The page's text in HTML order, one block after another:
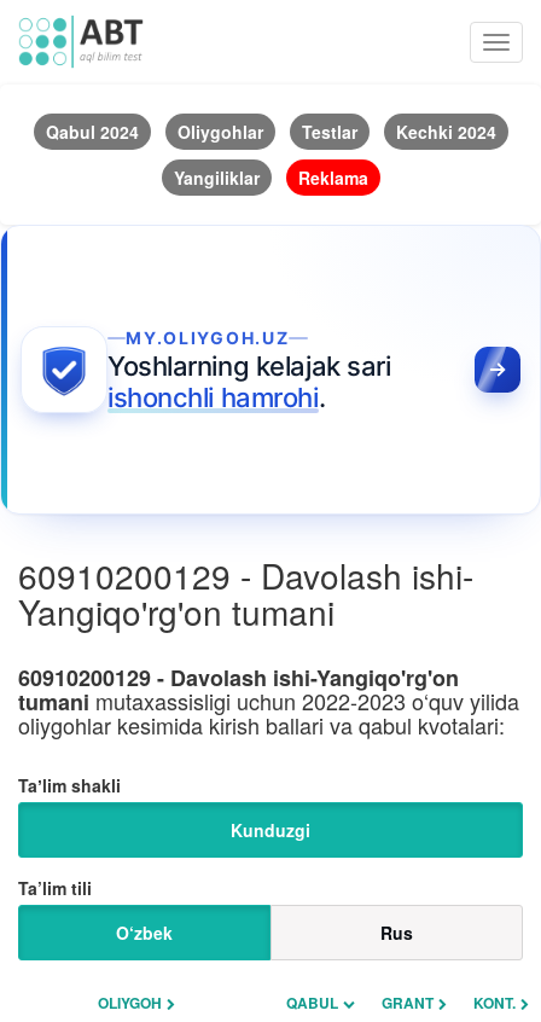
Qabul 2024 Oliygohlar Testlar
Kechki 2024
Yangiliklar
Reklama
MY.OLIYGOH.UZ
Yoshlarning kelajak sari
ishonchli hamrohi.
60910200129 - Davolash ishi-
Yangiqo'rg'on tumani
60910200129 - Davolash ishi-Yangiqo'rg'on
tumani mutaxassisligi uchun 2022-2023 o‘quv yilida
oliygohlar kesimida kirish ballari va qabul kvotalari:
Taʼlim shakli
Kunduzgi
Ta’lim tili
O‘zbek
Rus
OLIYGOH QABUL GRANT KONT.